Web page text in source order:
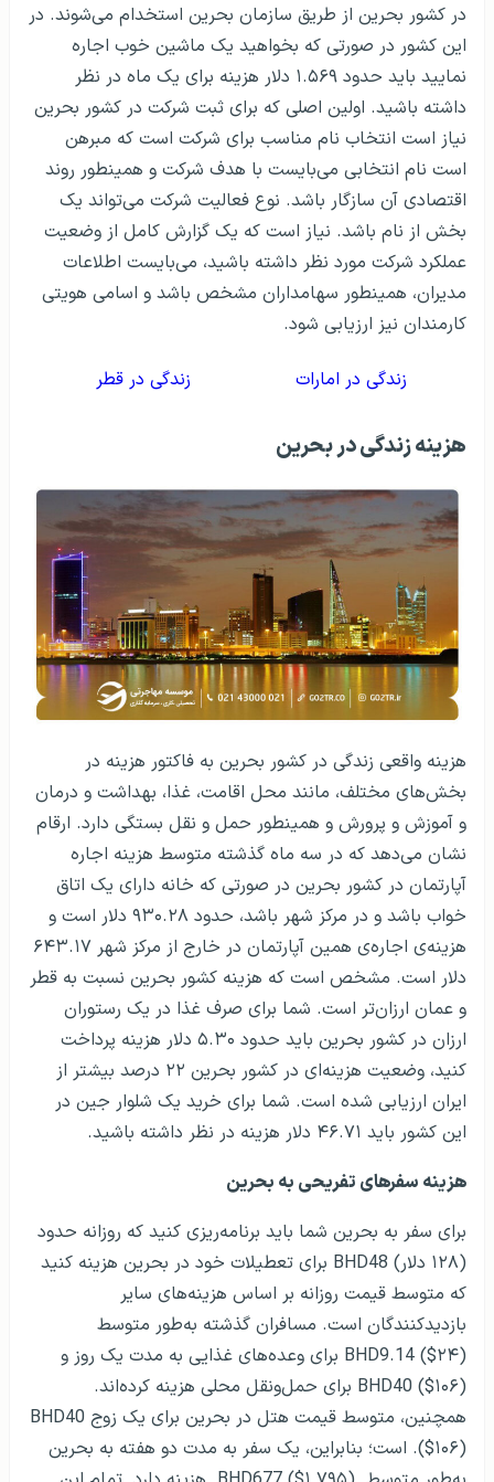
در کشور بحرین از طریق سازمان بحرین استخدام می‌شوند. در
این کشور در صورتی که بخواهید یک ماشین خوب اجاره
نمایید باید حدود ۱.۵۶۹ دلار هزینه برای یک ماه در نظر
داشته باشید. اولین اصلی که برای ثبت شرکت در کشور بحرین
نیاز است انتخاب نام مناسب برای شرکت است که مبرهن
است نام انتخابی می‌بایست با هدف شرکت و همینطور روند
اقتصادی آن سازگار باشد. نوع فعالیت شرکت می‌تواند یک
بخش از نام باشد. نیاز است که یک گزارش کامل از وضعیت
عملکرد شرکت مورد نظر داشته باشید، می‌بایست اطلاعات
مدیران، همینطور سهامداران مشخص باشد و اسامی هویتی
کارمندان نیز ارزیابی شود.
زندگی در امارات زندگی در قطر
هزینه زندگی در بحرین
هزینه واقعی زندگی در کشور بحرین به فاکتور هزینه در
بخش‌های مختلف، مانند محل اقامت، غذا، بهداشت و درمان
و آموزش و پرورش و همینطور حمل و نقل بستگی دارد. ارقام
نشان می‌دهد که در سه ماه گذشته متوسط هزینه اجاره
آپارتمان در کشور بحرین در صورتی که خانه دارای یک اتاق
خواب باشد و در مرکز شهر باشد، حدود ۹۳۰.۲۸ دلار است و
هزینه‌ی اجاره‌ی همین آپارتمان در خارج از مرکز شهر ۶۴۳.۱۷
دلار است. مشخص است که هزینه کشور بحرین نسبت به قطر
و عمان ارزان‌تر است. شما برای صرف غذا در یک رستوران
ارزان در کشور بحرین باید حدود ۵.۳۰ دلار هزینه پرداخت
کنید، وضعیت هزینه‌ای در کشور بحرین ۲۲ درصد بیشتر از
ایران ارزیابی شده است. شما برای خرید یک شلوار جین در
این کشور باید ۴۶.۷۱ دلار هزینه در نظر داشته باشید.
هزینه سفرهای تفریحی به بحرین
برای سفر به بحرین شما باید برنامه‌ریزی کنید که روزانه حدود
(۱۲۸ دلار) BHD48 برای تعطیلات خود در بحرین هزینه کنید
که متوسط ​​قیمت روزانه بر اساس هزینه‌های سایر
بازدیدکنندگان است. مسافران گذشته به‌طور متوسط ​​
BHD9.14 ($۲۴) برای وعده‌های غذایی به مدت یک روز و
BHD40 ($۱۰۶) برای حمل‌ونقل محلی هزینه کرده‌اند.
همچنین، متوسط ​​قیمت هتل در بحرین برای یک زوج BHD40
($۱۰۶). است؛ بنابراین، یک سفر به مدت دو هفته به بحرین